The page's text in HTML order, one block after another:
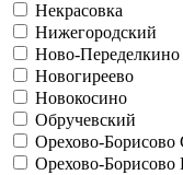
Некрасовка
Нижегородский
Ново-Переделкино
Новогиреево
Новокосино
Обручевский
Орехово-Борисово
Орехово-